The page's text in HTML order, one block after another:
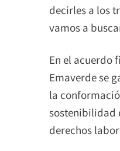
decirles a los
vamos a
En el acuerdo
Emaverde se
la
sostenibilidad
derechos